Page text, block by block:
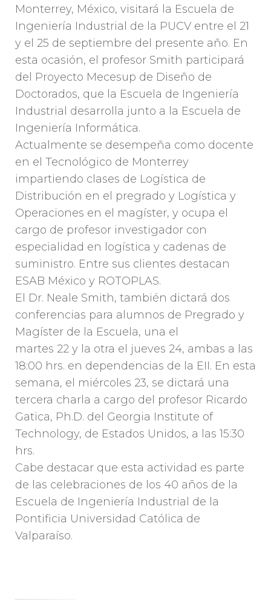
Monterrey, México, visitará la Escuela de
Ingeniería Industrial de la PUCV entre el 21
y el 25 de septiembre del presente año. En
esta ocasión, el profesor Smith participará
del Proyecto Mecesup de Diseño de
Doctorados, que la Escuela de Ingeniería
Industrial desarrolla junto a la Escuela de
Ingeniería Informática.
Actualmente se desempeña como docente
en el Tecnológico de Monterrey
impartiendo clases de Logística de
Distribución en el pregrado y Logística y
Operaciones en el magíster, y ocupa el
cargo de profesor investigador con
especialidad en logística y cadenas de
suministro. Entre sus clientes destacan
ESAB México y ROTOPLAS.
El Dr. Neale Smith, también dictará dos
conferencias para alumnos de Pregrado y
Magíster de la Escuela, una el
martes 22 y la otra el jueves 24, ambas a las
18:00 hrs. en dependencias de la EII. En esta
semana, el miércoles 23, se dictará una
tercera charla a cargo del profesor Ricardo
Gatica, Ph.D. del Georgia Institute of
Technology, de Estados Unidos, a las 15:30
hrs.
Cabe destacar que esta actividad es parte
de las celebraciones de los 40 años de la
Escuela de Ingeniería Industrial de la
Pontificia Universidad Católica de
Valparaíso.